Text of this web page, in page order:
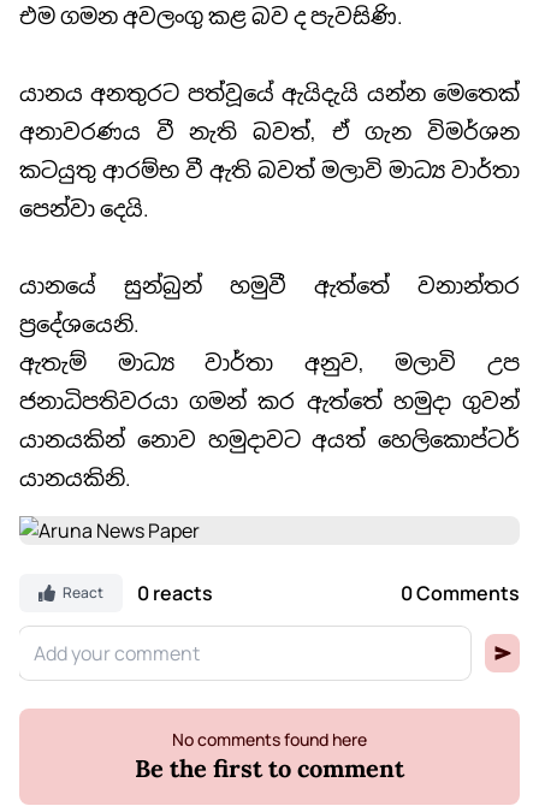
එම ගමන අවලංගු කළ බව ද පැවසිණි.
යානය අනතුරට පත්වූයේ ඇයිදැයි යන්න මෙතෙක්
අනාවරණය වී නැති බවත්, ඒ ගැන විමර්ශන
කටයුතු ආරම්භ වී ඇති බවත් මලාවි මාධ්‍ය වාර්තා
පෙන්වා දෙයි.
යානයේ සුන්බුන් හමුවී ඇත්තේ වනාන්තර
ප්‍රදේශයෙනි.
ඇතැම් මාධ්‍ය වාර්තා අනුව, මලාවි උප
ජනාධිපතිවරයා ගමන් කර ඇත්තේ හමුදා ගුවන්
යානයකින් නොව හමුදාවට අයත් හෙලිකොප්ටර්
යානයකිනි.
React 0 reacts 0 Comments
No comments found here
Be the first to comment